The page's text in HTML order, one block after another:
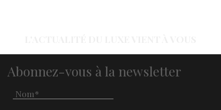
Abonnez-vous à la newsletter